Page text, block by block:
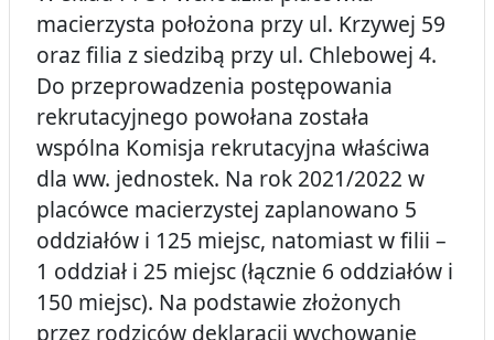
macierzysta położona przy ul. Krzywej 59
oraz filia z siedzibą przy ul. Chlebowej 4.
Do przeprowadzenia postępowania
rekrutacyjnego powołana została
wspólna Komisja rekrutacyjna właściwa
dla ww. jednostek. Na rok 2021/2022 w
placówce macierzystej zaplanowano 5
oddziałów i 125 miejsc, natomiast w filii –
1 oddział i 25 miejsc (łącznie 6 oddziałów i
150 miejsc). Na podstawie złożonych
przez rodziców deklaracji wychowanie